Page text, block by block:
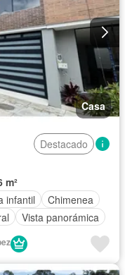
Casa
Destacado
m²
infantil
Chimenea
Vista panorámica